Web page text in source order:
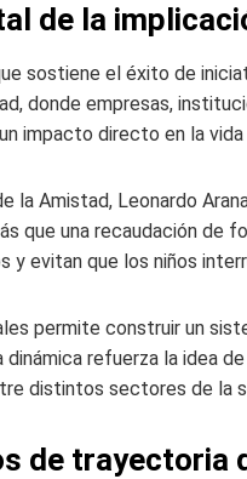
de la
sostiene el éxito de
donde empresas,
impacto directo en la
la Amistad, Leonardo
que una recaudación de
y evitan que los niños
permite construir un
refuerza la idea
distintos sectores de la
de trayectoria